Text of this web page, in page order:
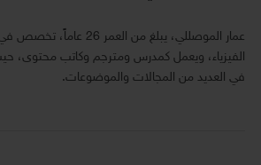
عمار الموصللي، يبلغ من
الفيزياء، ويعمل كمدرس ومترجم وكاتب محتوى،
في العديد من المجالات والموضوعات.